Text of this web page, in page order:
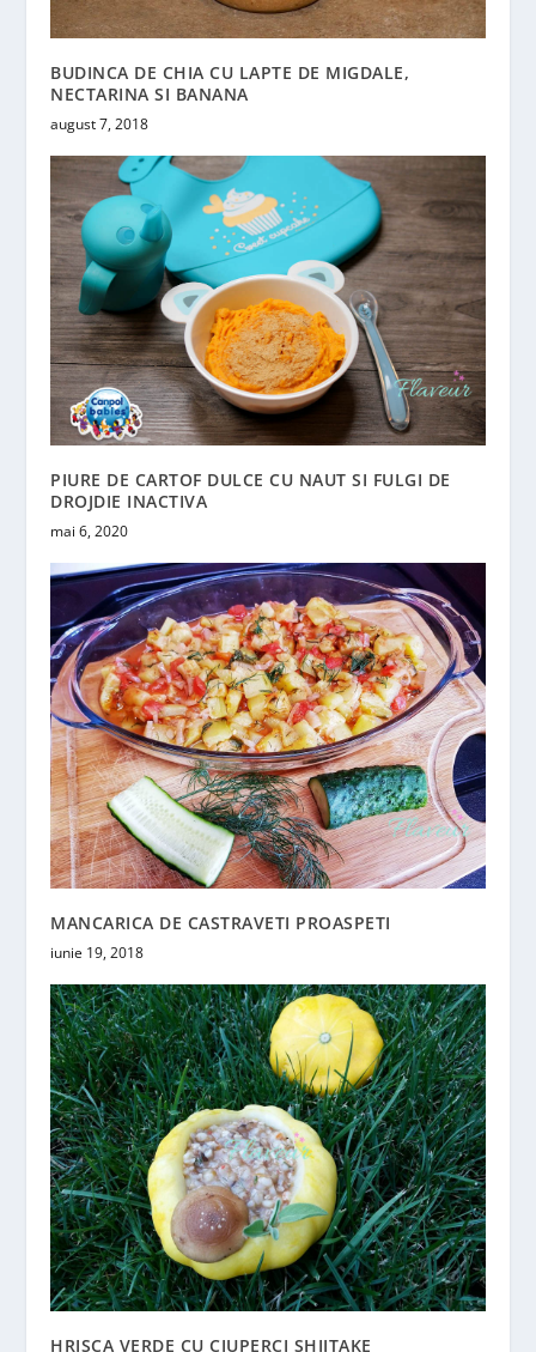
BUDINCA DE CHIA CU LAPTE DE MIGDALE,
NECTARINA SI BANANA
august 7, 2018
PIURE DE CARTOF DULCE CU NAUT SI FULGI DE
DROJDIE INACTIVA
mai 6, 2020
MANCARICA DE CASTRAVETI PROASPETI
iunie 19, 2018
HRISCA VERDE CU CIUPERCI SHIITAKE